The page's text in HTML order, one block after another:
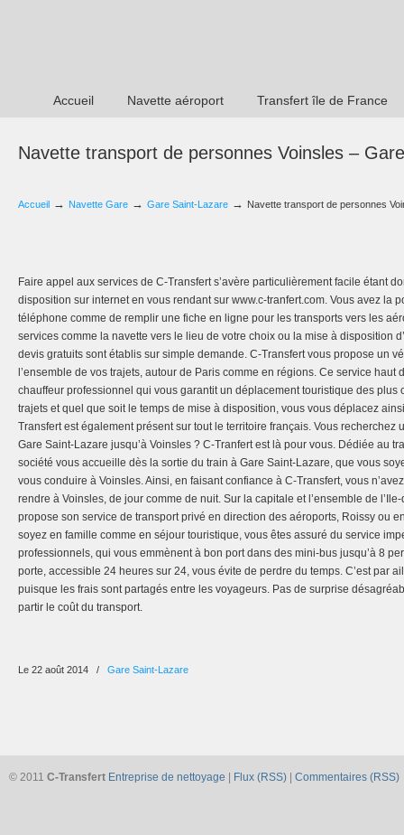
Accueil Navette aéroport Transfert île de France
Navette transport de personnes Voinsles –
Accueil → Navette Gare → Gare Saint-Lazare → Navette transport de personnes
Faire appel aux services de C-Transfert s’avère particulièrement facile étant
disposition sur internet en vous rendant sur www.c-tranfert.com. Vous avez la
téléphone comme de remplir une fiche en ligne pour les transports vers les
services comme la navette vers le lieu de votre choix ou la mise à disposition
devis gratuits sont établis sur simple demande. C-Transfert vous propose un
l’ensemble de vos trajets, autour de Paris comme en régions. Ce service haut
chauffeur professionnel qui vous garantit un déplacement touristique des plus
trajets et quel que soit le temps de mise à disposition, vous vous déplacez
Transfert est également présent sur tout le territoire français. Vous recherchez
Gare Saint-Lazare jusqu’à Voinsles ? C-Tranfert est là pour vous. Dédiée au
société vous accueille dès la sortie du train à Gare Saint-Lazare, que vous
vous conduire à Voinsles. Ainsi, en faisant confiance à C-Transfert, vous
rendre à Voinsles, de jour comme de nuit. Sur la capitale et l’ensemble de
propose son service de transport privé en direction des aéroports, Roissy ou
soyez en famille comme en séjour touristique, vous êtes assuré du service
professionnels, qui vous emmènent à bon port dans des mini-bus jusqu’à 8
porte, accessible 24 heures sur 24, vous évite de perdre du temps. C’est par
puisque les frais sont partagés entre les voyageurs. Pas de surprise
partir le coût du transport.
Le 22 août 2014 / Gare Saint-Lazare
© 2011 C-Transfert Entreprise de nettoyage Flux (RSS) Commentaires (RSS)